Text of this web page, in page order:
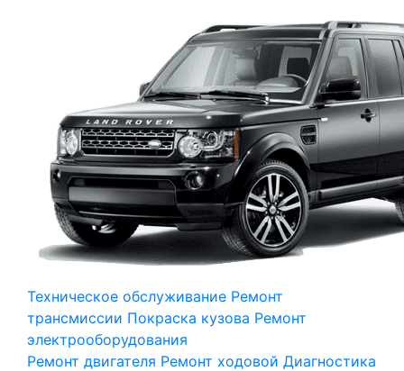
Техническое обслуживание Ремонт
трансмиссии Покраска кузова Ремонт
электрооборудования
Ремонт двигателя Ремонт ходовой Диагностика